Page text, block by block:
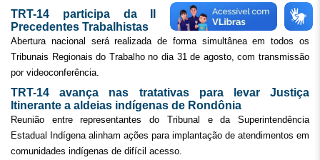
TRT-14 participa da II Semana Nacional dos
Precedentes Trabalhistas
Abertura nacional será realizada de forma simultânea em todos os
Tribunais Regionais do Trabalho no dia 31 de agosto, com transmissão
por videoconferência.
TRT-14 avança nas tratativas para levar Justiça
Itinerante a aldeias indígenas de Rondônia
Reunião entre representantes do Tribunal e da Superintendência
Estadual Indígena alinham ações para implantação de atendimentos em
comunidades indígenas de difícil acesso.